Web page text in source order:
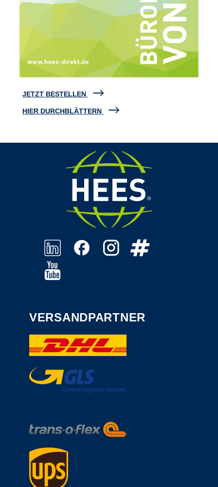
JETZT BESTELLEN
HIER DURCHBLÄTTERN
VERSANDPARTNER